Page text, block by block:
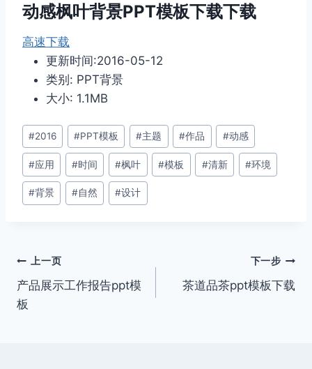
动感枫叶背景PPT模板下载下载
高速下载
更新时间:2016-05-12
类别: PPT背景
大小: 1.1MB
文
章
标
签：
#2016 #PPT模板 #主题 #作品 #动感
#应用 #时间 #枫叶 #模板 #清新 #环境
#背景 #自然 #设计
文
章
上一页
产品展示工作报告ppt模
板
下一步
茶道品茶ppt模板下载